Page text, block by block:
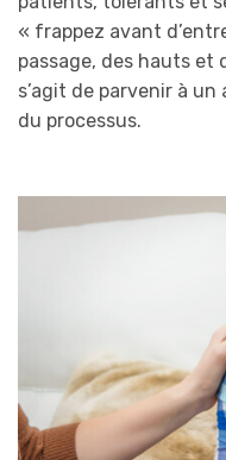
« frappez avant
passage, des hauts et
s’agit de parvenir à
du processus.